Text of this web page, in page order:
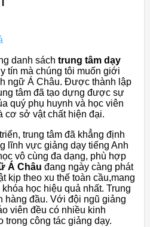
danh sách trung tâm dạy
tín mà chúng tôi muốn giới
ngữ Á Châu. Được thành lập
tâm đã tạo dựng được sự
quý phụ huynh và học viên
cơ sở vật chất hiện đại.
trung tâm đã khẳng định
lĩnh vực giảng dạy tiếng Anh
vô cùng đa dạng, phù hợp
Á Châu đang ngày càng phát
kịp theo xu thế toàn cầu,mang
học hiệu quả nhất. Trung
hàng đầu. Với đội ngũ giảng
viên đều có nhiều kinh
trong công tác giảng dạy.